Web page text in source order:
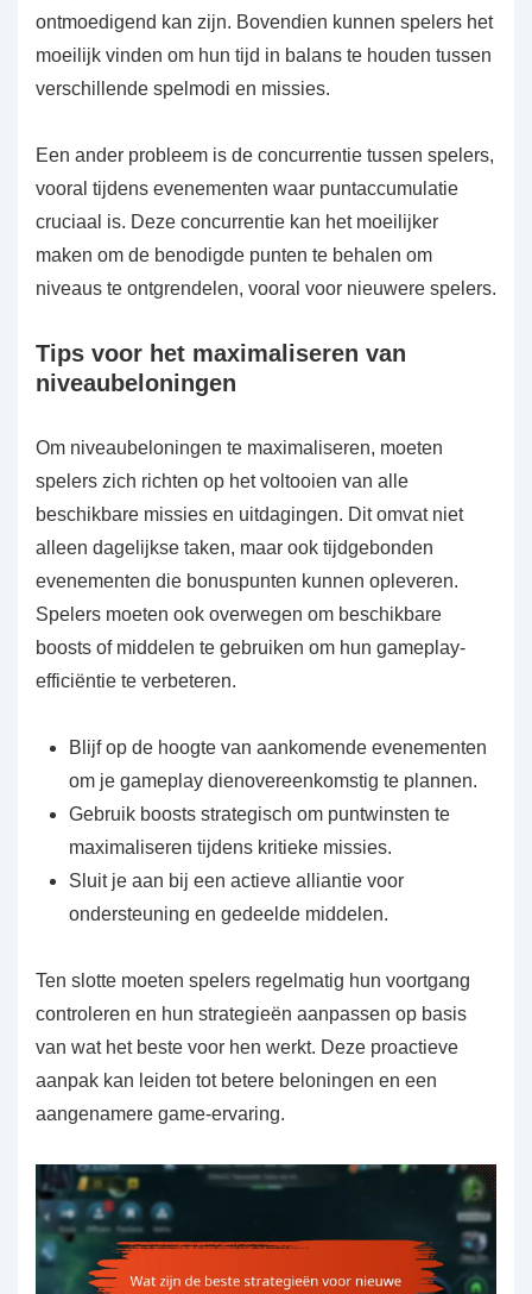
ontmoedigend kan zijn. Bovendien kunnen spelers het
moeilijk vinden om hun tijd in balans te houden tussen
verschillende spelmodi en missies.
Een ander probleem is de concurrentie tussen spelers,
vooral tijdens evenementen waar puntaccumulatie
cruciaal is. Deze concurrentie kan het moeilijker
maken om de benodigde punten te behalen om
niveaus te ontgrendelen, vooral voor nieuwere spelers.
Tips voor het maximaliseren van
niveaubeloningen
Om niveaubeloningen te maximaliseren, moeten
spelers zich richten op het voltooien van alle
beschikbare missies en uitdagingen. Dit omvat niet
alleen dagelijkse taken, maar ook tijdgebonden
evenementen die bonuspunten kunnen opleveren.
Spelers moeten ook overwegen om beschikbare
boosts of middelen te gebruiken om hun gameplay-
efficiëntie te verbeteren.
Blijf op de hoogte van aankomende evenementen
om je gameplay dienovereenkomstig te plannen.
Gebruik boosts strategisch om puntwinsten te
maximaliseren tijdens kritieke missies.
Sluit je aan bij een actieve alliantie voor
ondersteuning en gedeelde middelen.
Ten slotte moeten spelers regelmatig hun voortgang
controleren en hun strategieën aanpassen op basis
van wat het beste voor hen werkt. Deze proactieve
aanpak kan leiden tot betere beloningen en een
aangenamere game-ervaring.